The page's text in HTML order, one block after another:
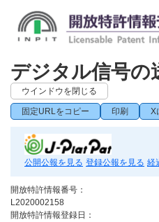
デジタル信号の
ウインドウを閉じる
固定URLをコピー 印刷 X
公開公報を見る 登録公報を見る 経
開放特許情報番号：
L2020002158
開放特許情報登録日：